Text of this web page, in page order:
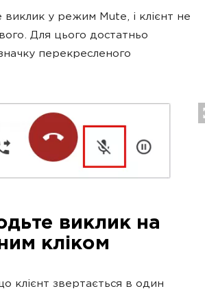
виклик у режим Mute, і клієнт не
Для цього достатньо
перекресленого
виклик на
кліком
клієнт звертається в один